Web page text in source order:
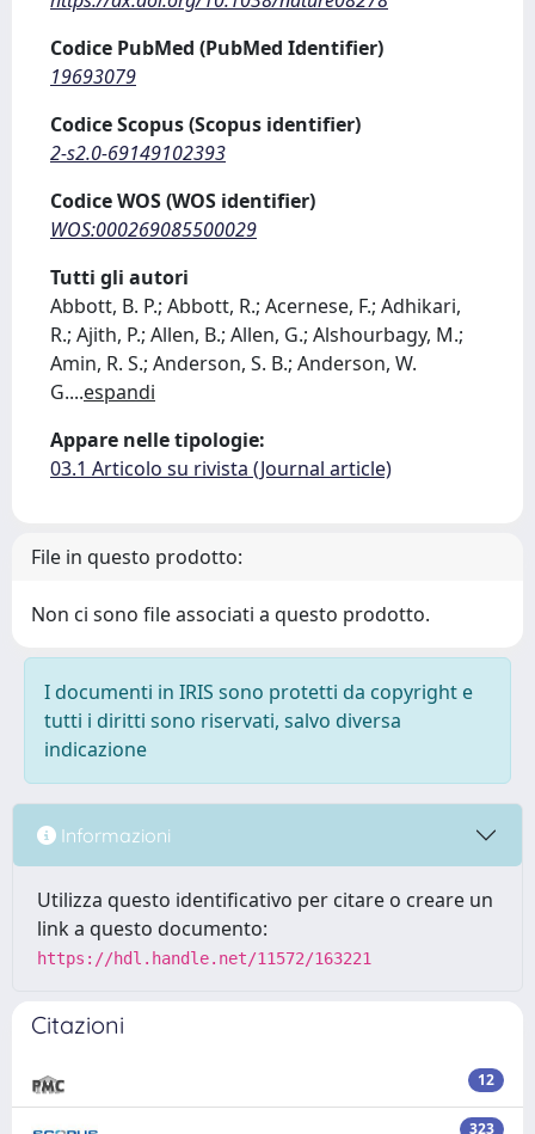
Codice PubMed (PubMed Identifier)
19693079
Codice Scopus (Scopus identifier)
2-s2.0-69149102393
Codice WOS (WOS identifier)
WOS:000269085500029
Tutti gli autori
Abbott, B. P.; Abbott, R.; Acernese, F.; Adhikari,
R.; Ajith, P.; Allen, B.; Allen, G.; Alshourbagy, M.;
Amin, R. S.; Anderson, S. B.; Anderson, W.
G....espandi
Appare nelle tipologie:
03.1 Articolo su rivista (Journal article)
File in questo prodotto:
Non ci sono file associati a questo prodotto.
I documenti in IRIS sono protetti da copyright e
tutti i diritti sono riservati, salvo diversa
indicazione
Informazioni
Utilizza questo identificativo per citare o creare un
link a questo documento:
https://hdl.handle.net/11572/163221
Citazioni
12
323